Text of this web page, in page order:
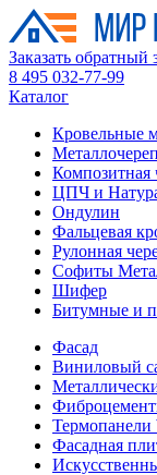
Заказать обратный
8 495 032-77-99
Каталог
Кровельные
Композитная
ЦПЧ и
Ондулин
Фальцевая
Рулонная
Софиты
Шифер
Битумные и
Фасад
Виниловый
Фасадная